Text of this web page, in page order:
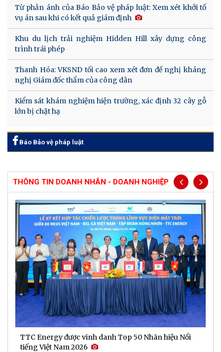
Từ phản ánh của Báo Bảo vệ pháp luật: Xem xét khởi tố
vụ án sau khi có kết quả giám định
Khu du lịch trải nghiệm Hidden Hill xây dựng công
trình trái phép
Thanh Hóa: VKSND tối cao xem xét đơn đề nghị kháng
nghị Giám đốc thẩm của công dân
Kiểm sát khám nghiệm hiện trường, xác định 32 cây gỗ
lớn bị chặt hạ
Báo Bảo vệ pháp luật
THÔNG TIN DOANH NHÂN - DOANH NGHIỆP
TTC Energy được vinh danh Top 50 Nhãn hiệu Nổi
tiếng Việt Nam 2026